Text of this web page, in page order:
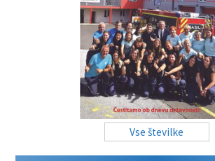
Vse številke